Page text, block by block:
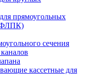
прямоугольных
ФЛПК)
сечения
кассетные для